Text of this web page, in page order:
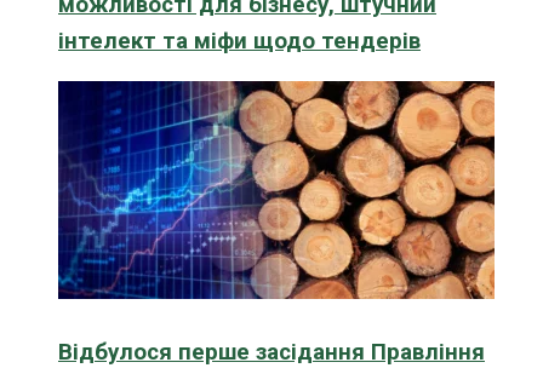
інтелект та міфи щодо тендерів
Відбулося перше засідання Правління